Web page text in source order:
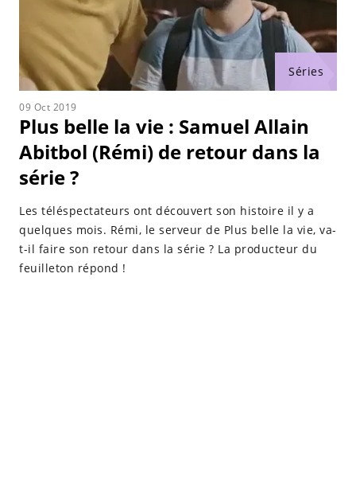
Séries
09 Oct 2019
Plus belle la vie : Samuel Allain
Abitbol (Rémi) de retour dans la
série ?
Les téléspectateurs ont découvert son histoire il y a
quelques mois. Rémi, le serveur de Plus belle la vie, va-
t-il faire son retour dans la série ? La producteur du
feuilleton répond !